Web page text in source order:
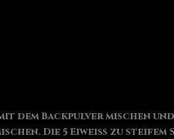
dem Backpulver mischen
Die 5 Eiweiß zu steifem